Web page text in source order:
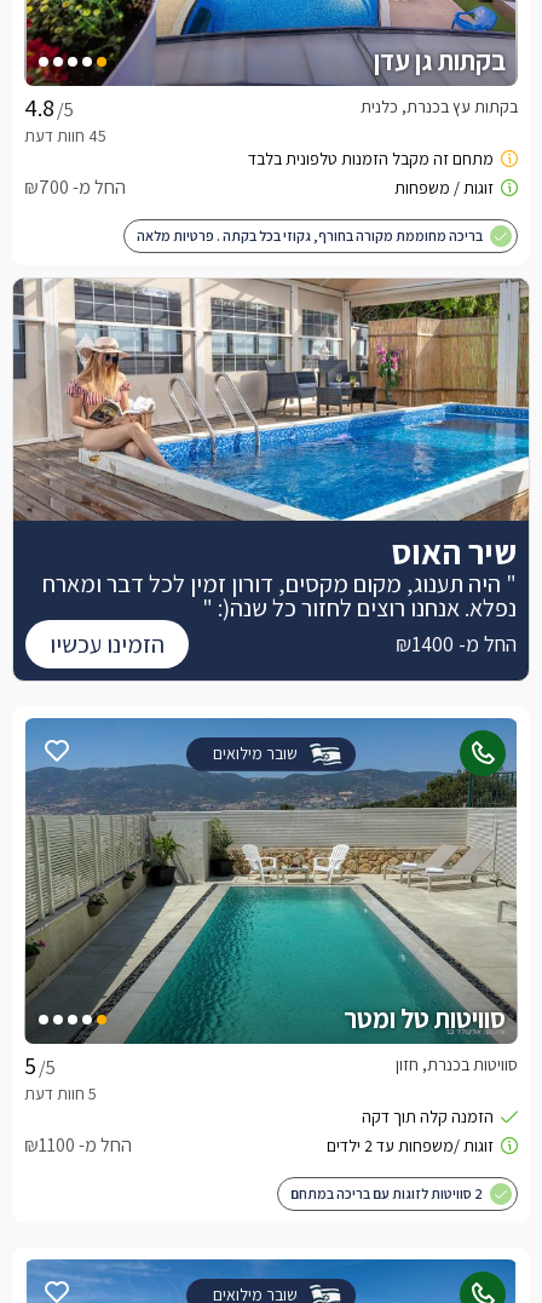
בקתות גן עדן
/5 בקתות עץ בכנרת, כלנית
החל מ- ₪700
בריכה מחוממת מקורה בחורף, גקוזי בכל בקתה . פרטיות מלאה
שובר מילואים
סוויטות טל ומטר
/5 סוויטות בכנרת, חזון
החל מ- ₪1100
2 סוויטות לזוגות עם בריכה במתחם
שובר מילואים
שיר האוס
" היה תענוג, מקום מקסים, דורון זמין לכל דבר ומארח
נפלא. אנחנו רוצים לחזור כל שנה(: "
החל מ- ₪1400 הזמינו עכשיו